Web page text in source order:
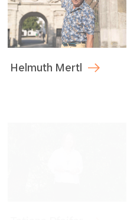
Helmuth Mertl